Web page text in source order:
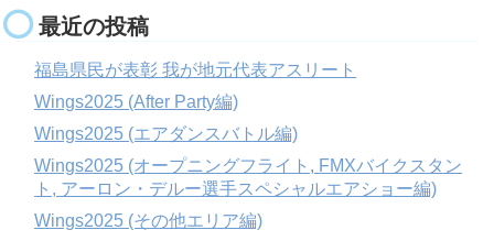
最近の投稿
福島県民が表彰 我が地元代表アスリート
Wings2025 (After Party編)
Wings2025 (エアダンスバトル編)
Wings2025 (オープニングフライト, FMXバイクスタン
ト, アーロン・デルー選手スペシャルエアショー編)
Wings2025 (その他エリア編)